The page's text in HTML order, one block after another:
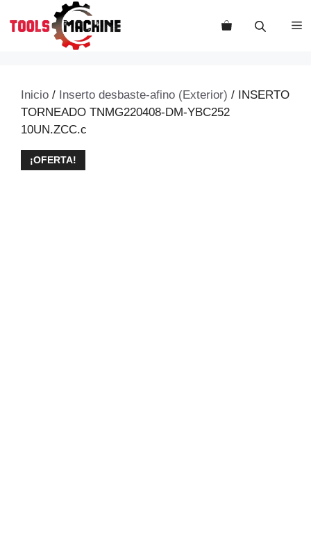
Inicio / Inserto desbaste-afino (Exterior) / INSERTO
TORNEADO TNMG220408-DM-YBC252
10UN.ZCC.c
¡OFERTA!